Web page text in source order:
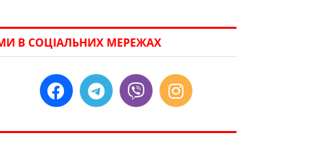
В СОЦІАЛЬНИХ МЕРЕЖАХ